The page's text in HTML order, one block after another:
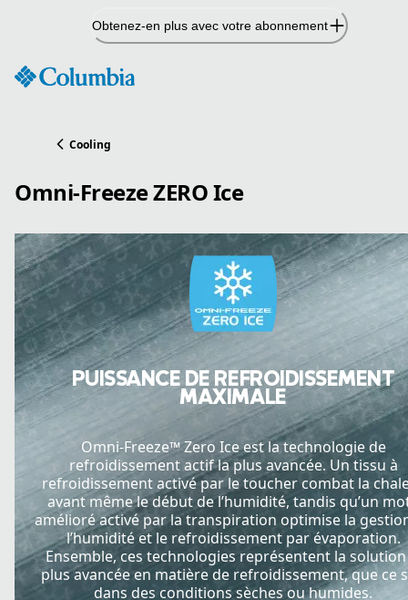
Obtenez-en plus avec votre abonnement
Cooling
Omni-Freeze ZERO Ice
PUISSANCE DE REFROIDISSEMENT
MAXIMALE
Omni-Freeze™ Zero Ice est la technologie de
refroidissement actif la plus avancée. Un tissu à
refroidissement activé par le toucher combat la
avant même le début de l’humidité, tandis qu’un
amélioré activé par la transpiration optimise la
l’humidité et le refroidissement par évaporation.
Ensemble, ces technologies représentent la
plus avancée en matière de refroidissement, que ce
dans des conditions sèches ou humides.